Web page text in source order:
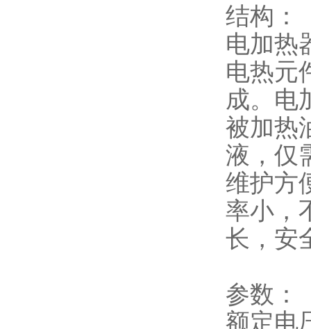
结构：
电加热
电热元
成。电
被加热
液，仅
维护方
率小，
长，安
参数：
额定电